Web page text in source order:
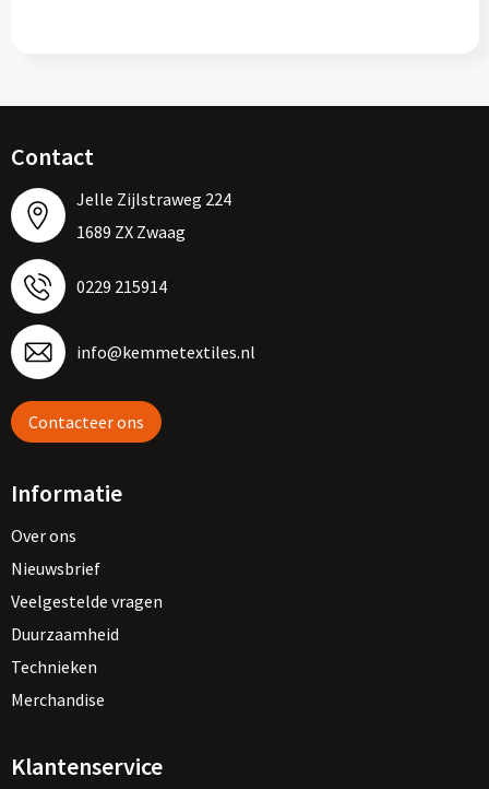
Contact
Jelle Zijlstraweg 224
1689 ZX Zwaag
0229 215914
info@kemmetextiles.nl
Contacteer ons
Informatie
Over ons
Nieuwsbrief
Veelgestelde vragen
Duurzaamheid
Technieken
Merchandise
Klantenservice